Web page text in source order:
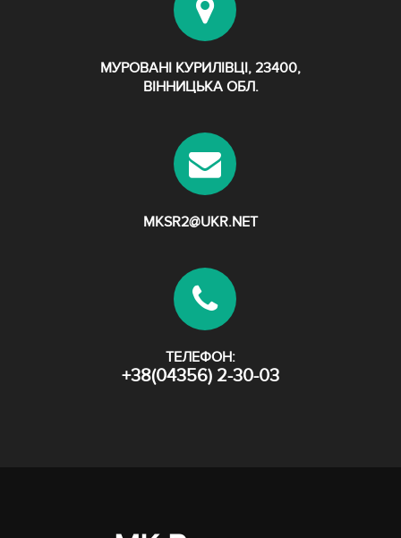
МУРОВАНІ КУРИЛІВЦІ, 23400,
ВІННИЦЬКА ОБЛ.
MKSR2@UKR.NET
ТЕЛЕФОН:
+38(04356) 2-30-03